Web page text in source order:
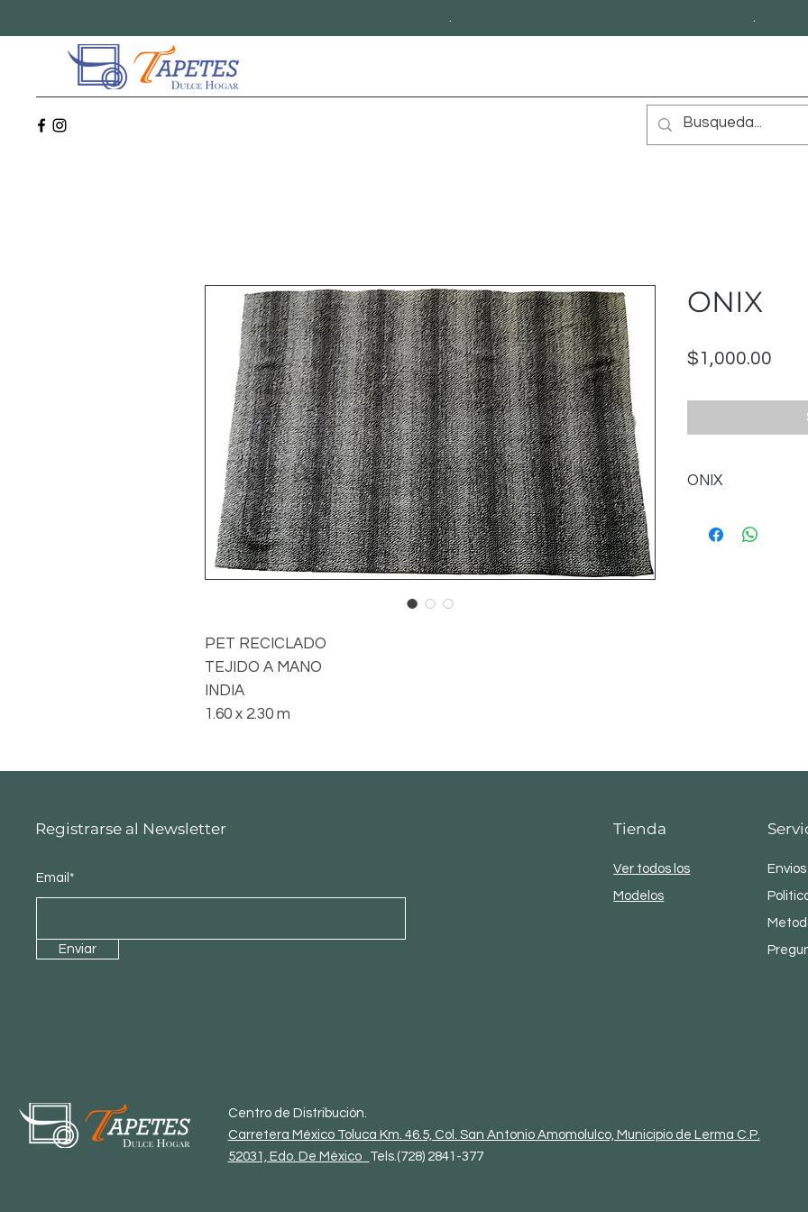
. .
PET RECICLADO
TEJIDO A MANO
INDIA
1.60 x 2.30 m
ONIX
$1,000.00
ONIX
1.60 x 2.30 m
Registrarse al Newsletter
Email*
Enviar
Tienda
Ver todos los
Modelos
Centro de Distribución.
Carretera México Toluca Km. 46.5, Col. San Antonio Amomolulco, Municipio de Lerma C.P.
52031, Edo. De México Tels.(728) 2841-377